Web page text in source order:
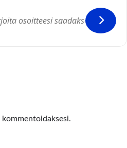
kommentoidaksesi.